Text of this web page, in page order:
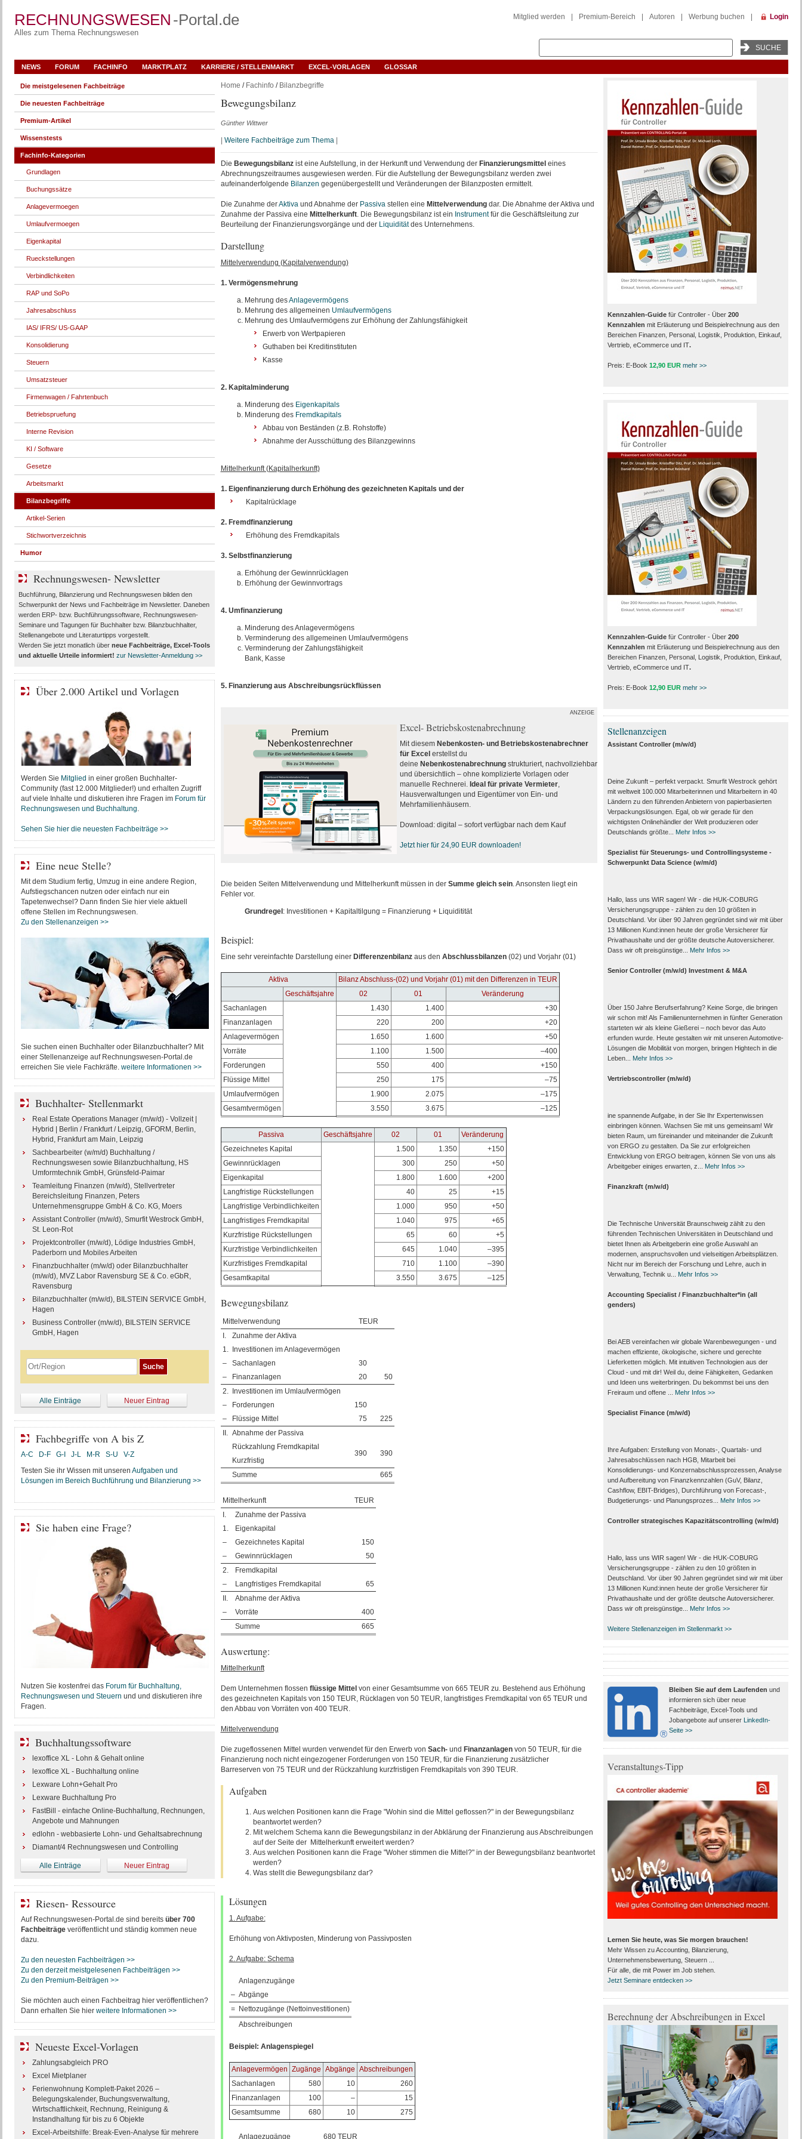
RECHNUNGSWESEN -Portal.de
Alles zum Thema Rechnungswesen
Mitglied werden Premium-Bereich Autoren Werbung buchen Login
NEWS FORUM FACHINFO MARKTPLATZ KARRIERE / STELLENMARKT EXCEL-VORLAGEN GLOSSAR
Home / Fachinfo / Bilanzbegriffe
Bewegungsbilanz
Günther Wittwer
Weitere Fachbeiträge zum Thema
Die Bewegungsbilanzist eine Aufstellung, in der Herkunft und Verwendung der Finanzierungsmittel eines
Abrechnungszeitraumes ausgewiesen werden. Für die Aufstellung der Bewegungsbilanz werden zwei
aufeinanderfolgende Bilanzen gegenübergestellt und Veränderungen der Bilanzposten ermittelt.
Die Zunahme derAktivaund Abnahme der Passivastellen eine Mittelverwendungdar. Die Abnahme der Aktiva und
Zunahme der Passiva eine Mittelherkunft. Die Bewegungsbilanz ist ein Instrumentfür die Geschäftsleitung zur
Beurteilung der Finanzierungsvorgänge und der Liquiditätdes Unternehmens.
Darstellung
Mittelverwendung (Kapitalverwendung)
1. Vermögensmehrung
Mehrung desAnlagevermögens
Mehrung des allgemeinen Umlaufvermögens
Mehrung des Umlaufvermögens zur Erhöhung der Zahlungsfähigkeit
Erwerb von Wertpapieren
Guthaben bei Kreditinstituten
Kasse
2. Kapitalminderung
Minderung des Eigenkapitals
Minderung des Fremdkapitals
Abbau von Beständen (z.B. Rohstoffe)
Abnahme der Ausschüttung des Bilanzgewinns
Mittelherkunft (Kapitalherkunft)
1. Eigenfinanzierung durch Erhöhung des gezeichneten Kapitals und der
Kapitalrücklage
2. Fremdfinanzierung
Erhöhung des Fremdkapitals
3. Selbstfinanzierung
Erhöhung der Gewinnrücklagen
Erhöhung der Gewinnvortrags
4. Umfinanzierung
Minderung des Anlagevermögens
Verminderung des allgemeinen Umlaufvermögens
Verminderung der Zahlungsfähigkeit
Bank, Kasse
5. Finanzierung aus Abschreibungsrückflüssen
ANZEIGE
Excel- Betriebskostenabrechnung
Mit diesem Nebenkosten- und Betriebskostenabrechner
für Excel erstellst du
deine Nebenkostenabrechnungstrukturiert, nachvollziehbar
und übersichtlich – ohne komplizierte Vorlagen oder
manuelle Rechnerei. Ideal für private Vermieter,
Hausverwaltungen und Eigentümer von Ein- und
Mehrfamilienhäusern.
Download: digital – sofort verfügbar nach dem Kauf
Jetzt hier für 24,90 EUR downloaden!
Die beiden Seiten Mittelverwendung und Mittelherkunft müssen in der Summe gleich sein. Ansonsten liegt ein
Fehler vor.
Grundregel : Investitionen + Kapitaltilgung = Finanzierung + Liquiditität
Beispiel:
Eine sehr vereinfachte Darstellung einer Differenzenbilanzaus den Abschlussbilanzen(02) und Vorjahr (01)
Aktiva
Bilanz Abschluss-(02) und Vorjahr (01) mit den Differenzen in TEUR
Geschäftsjahre
02 01
Veränderung
Sachanlagen
1.430 1.400
+30
Finanzanlagen
220 200
+20
Anlagevermögen
1.650 1.600
+50
Vorräte
1.100 1.500
–400
Forderungen
550 400
+150
Flüssige Mittel
250 175
–75
Umlaufvermögen
1.900 2.075
–175
Gesamtvermögen
3.550 3.675 –125
Passiva Geschäftsjahre 02 01
Veränderung
Gezeichnetes Kapital
1.500 1.350
+150
Gewinnrücklagen
300 250
+50
Eigenkapital
1.800 1.600
+200
Langfristige Rückstellungen
40 25
+15
Langfristige Verbindlichkeiten
1.000 950
+50
Langfristiges Fremdkapital
1.040 975
+65
Kurzfristige Rückstellungen
65 60
+5
Kurzfristige Verbindlichkeiten
645 1.040
–395
Kurzfristiges Fremdkapital
710 1.100
–390
Gesamtkapital
3.550 3.675 –125
Bewegungsbilanz
Mittelverwendung
TEUR
I.
Zunahme der Aktiva
1.
Investitionen im Anlagevermögen
–
Sachanlagen
30
–
Finanzanlagen 20
50
2.
Investitionen im Umlaufvermögen
–
Forderungen
150
–
Flüssige Mittel 75
225
II. Abnahme der Passiva
Rückzahlung Fremdkapital
390
390
Kurzfristig
Summe
665
Mittelherkunft
TEUR
I.
Zunahme der Passiva
1.
Eigenkapital
–
Gezeichnetes Kapital
150
–
Gewinnrücklagen
50
2.
Fremdkapital
–
Langfristiges Fremdkapital
65
II.
Abnahme der Aktiva
–
Vorräte
400
Summe
665
Auswertung:
Mittelherkunft
Dem Unternehmen flossen flüssige Mittel von einer Gesamtsumme von 665 TEUR zu. Bestehend aus Erhöhung
des gezeichneten Kapitals von 150 TEUR, Rücklagen von 50 TEUR, langfristiges Fremdkapital von 65 TEUR und
den Abbau von Vorräten von 400 TEUR.
Mittelverwendung
Die zugeflossenen Mittel wurden verwendet für den Erwerb von Sach- und Finanzanlagenvon 50 TEUR, für die
Finanzierung noch nicht eingezogener Forderungen von 150 TEUR, für die Finanzierung zusätzlicher
Barreserven von 75 TEUR und der Rückzahlung kurzfristigen Fremdkapitals von 390 TEUR.
Aufgaben
Aus welchen Positionen kann die Frage "Wohin sind die Mittel geflossen?" in der Bewegungsbilanz
beantwortet werden?
Mit welchem Schema kann die Bewegungsbilanz in der Abklärung der Finanzierung aus Abschreibungen
auf der Seite der Mittelherkunft erweitert werden?
Aus welchen Positionen kann die Frage "Woher stimmen die Mittel?" in der Bewegungsbilanz beantwortet
werden?
Was stellt die Bewegungsbilanz dar?
Lösungen
1. Aufgabe:
Erhöhung von Aktivposten, Minderung von Passivposten
2. Aufgabe: Schema
Anlagenzugänge
– Abgänge
=
Nettozugänge (Nettoinvestitionen)
Abschreibungen
Beispiel: Anlagenspiegel
Anlagevermögen Zugänge Abgänge Abschreibungen
Sachanlagen
580 10
260
Finanzanlagen
100 –
15
Gesamtsumme
680 10 275
Anlagezugänge 680 TEUR
Die meistgelesenen Fachbeiträge
Die neuesten Fachbeiträge
Premium-Artikel
Wissenstests
Fachinfo-Kategorien
Grundlagen
Buchungssätze
Anlagevermoegen
Umlaufvermoegen
Eigenkapital
Rueckstellungen
Verbindlichkeiten
RAP und SoPo
Jahresabschluss
IAS/ IFRS/ US-GAAP
Konsolidierung
Steuern
Umsatzsteuer
Firmenwagen / Fahrtenbuch
Betriebspruefung
Interne Revision
KI / Software
Gesetze
Arbeitsmarkt
Bilanzbegriffe
Artikel-Serien
Stichwortverzeichnis
Humor
Rechnungswesen- Newsletter
Buchführung, Bilanzierung und Rechnungswesen bilden den
Schwerpunkt der News und Fachbeiträge im Newsletter. Daneben
werden ERP- bzw. Buchführungssoftware, Rechnungswesen-
Seminare und Tagungen für Buchhalter bzw. Bilanzbuchhalter,
Stellenangebote und Literaturtipps vorgestellt.
Werden Sie jetzt monatlich über neue Fachbeiträge, Excel-Tools
und aktuelle Urteileinformiert! zur Newsletter-Anmeldung >>
Über 2.000 Artikel und Vorlagen
Werden Sie Mitglied in einer großen Buchhalter-
Community (fast 12.000 Mitglieder!) und erhalten Zugriff
auf viele Inhalte und diskutieren ihre Fragen im Forum für
Rechnungswesen und Buchhaltung.
Sehen Sie hier die neuesten Fachbeiträge >>
Eine neue Stelle?
Mit dem Studium fertig, Umzug in eine andere Region,
Aufstiegschancen nutzen oder einfach nur ein
Tapetenwechsel? Dann finden Sie hier viele aktuell
offene Stellen im Rechnungswesen.
Zu den Stellenanzeigen >>
Sie suchen einen Buchhalter oder Bilanzbuchhalter? Mit
einer Stellenanzeige auf Rechnungswesen-Portal.de
erreichen Sie viele Fachkräfte. weitere Informationen >>
Buchhalter- Stellenmarkt
Real Estate Operations Manager (m/w/d) - Vollzeit |
Hybrid | Berlin / Frankfurt / Leipzig, GFORM, Berlin,
Hybrid, Frankfurt am Main, Leipzig
Sachbearbeiter (w/m/d) Buchhaltung /
Rechnungswesen sowie Bilanzbuchhaltung, HS
Umformtechnik GmbH, Grünsfeld-Paimar
Teamleitung Finanzen (m/w/d), Stellvertreter
Bereichsleitung Finanzen, Peters
Unternehmensgruppe GmbH & Co. KG, Moers
Assistant Controller (m/w/d), Smurfit Westrock GmbH,
St. Leon-Rot
Projektcontroller (m/w/d), Lödige Industries GmbH,
Paderborn und Mobiles Arbeiten
Finanzbuchhalter (m/w/d) oder Bilanzbuchhalter
(m/w/d), MVZ Labor Ravensburg SE & Co. eGbR,
Ravensburg
Bilanzbuchhalter (m/w/d), BILSTEIN SERVICE GmbH,
Hagen
Business Controller (m/w/d), BILSTEIN SERVICE
GmbH, Hagen
Alle Einträge Neuer Eintrag
Fachbegriffe von A bis Z
A-C D-F G-I J-L M-R S-U
V-Z
Testen Sie ihr Wissen mit unseren Aufgaben und
Lösungen im Bereich Buchführung und Bilanzierung >>
Sie haben eine Frage?
Nutzen Sie kostenfrei das Forum für Buchhaltung,
Rechnungswesen und Steuern und und diskutieren ihre
Fragen.
Buchhaltungssoftware
lexoffice XL - Lohn & Gehalt online
lexoffice XL - Buchhaltung online
Lexware Lohn+Gehalt Pro
Lexware Buchhaltung Pro
FastBill - einfache Online-Buchhaltung, Rechnungen,
Angebote und Mahnungen
edlohn - webbasierte Lohn- und Gehaltsabrechnung
Diamant/4 Rechnungswesen und Controlling
Alle Einträge Neuer Eintrag
Riesen- Ressource
Auf Rechnungswesen-Portal.de sind bereits über 700
Fachbeiträgeveröffentlicht und ständig kommen neue
dazu.
Zu den neuesten Fachbeiträgen >>
Zu den derzeit meistgelesenen Fachbeiträgen >>
Zu den Premium-Beiträgen >>
Sie möchten auch einen Fachbeitrag hier veröffentlichen?
Dann erhalten Sie hier weitere Informationen >>
Neueste Excel-Vorlagen
Zahlungsabgleich PRO
Excel Mietplaner
Ferienwohnung Komplett-Paket 2026 –
Belegungskalender, Buchungsverwaltung,
Wirtschaftlichkeit, Rechnung, Reinigung &
Instandhaltung für bis zu 6 Objekte
Excel-Arbeitshilfe: Break-Even-Analyse für mehrere
Kennzahlen-Guidefür Controller - Über 200
Kennzahlen mit Erläuterung und Beispielrechnung aus den
Bereichen Finanzen, Personal, Logistik, Produktion, Einkauf,
Vertrieb, eCommerce und IT.
Preis: E-Book 12,90 EUR mehr >>
Kennzahlen-Guidefür Controller - Über 200
Kennzahlen mit Erläuterung und Beispielrechnung aus den
Bereichen Finanzen, Personal, Logistik, Produktion, Einkauf,
Vertrieb, eCommerce und IT.
Preis: E-Book 12,90 EUR mehr >>
Stellenanzeigen
Assistant Controller (m/w/d)
Deine Zukunft – perfekt verpackt. Smurfit Westrock gehört
mit weltweit 100.000 Mitarbeiter­innen und Mitarbeitern in 40
Ländern zu den führenden Anbietern von papier­basierten
Verpackungs­lösungen. Egal, ob wir gerade für den
wichtigsten Onlinehändler der Welt produzieren oder
Deutschlands größte...
Mehr Infos >>
Spezialist für Steuerungs- und Controllingsysteme -
Schwerpunkt Data Science (w/m/d)
Hallo, lass uns WIR sagen! Wir - die HUK-COBURG
Versicherungsgruppe - zählen zu den 10 größten in
Deutschland. Vor über 90 Jahren gegründet sind wir mit über
13 Millionen Kund:innen heute der große Versicherer für
Privathaushalte und der größte deutsche Autoversicherer.
Dass wir oft preisgünstige...
Mehr Infos >>
Senior Controller (m/w/d) Investment & M&A
Über 150 Jahre Berufserfahrung? Keine Sorge, die bringen
wir schon mit! Als Familienunternehmen in fünfter Generation
starteten wir als kleine Gießerei – noch bevor das Auto
erfunden wurde. Heute gestalten wir mit unseren Automotive-
Lösungen die Mobilität von morgen, bringen Hightech in die
Leben...
Mehr Infos >>
Vertriebscontroller (m/w/d)
ine spannende Aufgabe, in der Sie Ihr Expertenwissen
einbringen können. Wachsen Sie mit uns gemeinsam! Wir
bieten Raum, um füreinander und miteinander die Zukunft
von ERGO zu gestalten. Da Sie zur erfolgreichen
Entwicklung von ERGO beitragen, können Sie von uns als
Arbeitgeber einiges erwarten, z...
Mehr Infos >>
Finanzkraft (m/w/d)
Die Technische Universität Braunschweig zählt zu den
führenden Technischen Universitäten in Deutschland und
bietet Ihnen als Arbeit­geberin eine große Auswahl an
modernen, anspruchsvollen und vielseitigen Arbeits­plätzen.
Nicht nur im Bereich der Forschung und Lehre, auch in
Verwaltung, Technik u...
Mehr Infos >>
Accounting Specialist / Finanzbuchhalter*in (all
genders)
Bei AEB vereinfachen wir globale Warenbewegungen - und
machen effiziente, ökologische, sichere und gerechte
Lieferketten möglich. Mit intuitiven Technologien aus der
Cloud - und mit dir! Weil du, deine Fähigkeiten, Gedanken
und Ideen uns weiterbringen. Du bekommst bei uns den
Freiraum und offene ...
Mehr Infos >>
Specialist Finance (m/w/d)
Ihre Aufgaben: Erstellung von Monats‑, Quartals‑ und
Jahresabschlüssen nach HGB, Mitarbeit bei
Konsolidierungs‑ und Konzernabschlussprozessen, Analyse
und Aufbereitung von Finanzkennzahlen (GuV, Bilanz,
Cashflow, EBIT-Bridges), Durchführung von Forecast‑,
Budgetierungs‑ und Planungsprozes...
Mehr Infos >>
Controller strategisches Kapazitätscontrolling (w/m/d)
Hallo, lass uns WIR sagen! Wir - die HUK-COBURG
Versicherungsgruppe - zählen zu den 10 größten in
Deutschland. Vor über 90 Jahren gegründet sind wir mit über
13 Millionen Kund:innen heute der große Versicherer für
Privathaushalte und der größte deutsche Autoversicherer.
Dass wir oft preisgünstige...
Mehr Infos >>
Weitere Stellenanzeigen im Stellenmarkt >>
Bleiben Sie auf dem Laufenden und
informieren sich über neue
Fachbeiträge, Excel-Tools und
Jobangebote auf unserer LinkedIn-
Seite >>
Veranstaltungs-Tipp
Lernen Sie heute, was Sie morgen brauchen!
Mehr Wissen zu Accounting, Bilanzierung,
Unternehmensbewertung, Steuern ...
Für alle, die mit Power im Job stehen.
Jetzt Seminare entdecken >>
Berechnung der Abschreibungen in Excel